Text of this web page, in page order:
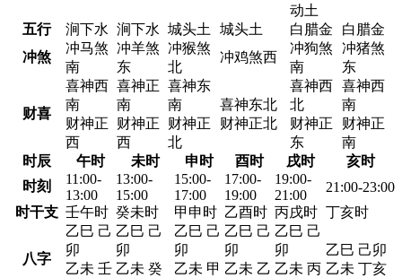
动土
五行 涧下水 涧下水 城头土 城头土 白腊金
白腊金
冲煞
冲马煞
南
冲羊煞
东
冲猴煞
北
冲鸡煞西
冲狗煞
南
冲猪煞
东
财喜
喜神西
南
财神正
西
喜神正
南
财神正
西
喜神东
南
财神正
北
喜神东北
财神正北
喜神西
北
财神正
东
喜神西
南
财神正
南
时辰
午时 未时 申时 酉时 戌时
亥时
时刻
11:00-
13:00
13:00-
15:00
15:00-
17:00
17:00-
19:00
19:00-
21:00
21:00-23:00
时干支 壬午时 癸未时 甲申时 乙酉时 丙戌时 丁亥时
八字
乙巳 己
卯
乙未 壬
乙巳 己
卯
乙未 癸
乙巳 己
卯
乙未 甲
乙巳 己
卯
乙未 乙
乙巳 己
卯
乙未 丙
乙巳 己卯
乙未 丁亥